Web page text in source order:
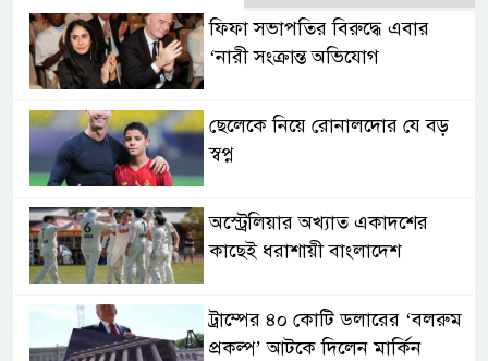
ফিফা সভাপতির বিরুদ্ধে এবার
‘নারী সংক্রান্ত অভিযোগ
ছেলেকে নিয়ে রোনালদোর যে বড়
স্বপ্ন
অস্ট্রেলিয়ার অখ্যাত একাদশের
কাছেই ধরাশায়ী বাংলাদেশ
ট্রাম্পের ৪০ কোটি ডলারের ‘বলরুম
প্রকল্প’ আটকে দিলেন মার্কিন